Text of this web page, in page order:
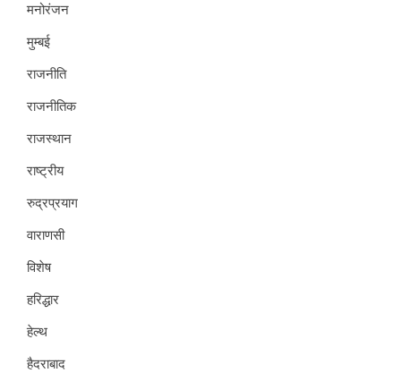
मनोरंजन
मुम्बई
राजनीति
राजनीतिक
राजस्थान
राष्ट्रीय
रुद्रप्रयाग
वाराणसी
विशेष
हरिद्धार
हेल्थ
हैदराबाद